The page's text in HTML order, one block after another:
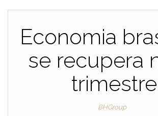
Economia
se recupera
trimestre
BHGroup